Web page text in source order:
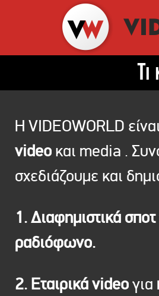
Τι
Η VIDEOWORLD
video και media .
σχεδιάζουμε και
1. Διαφημιστικά σποτ
ραδιόφωνο.
2. Εταιρικά videoγια